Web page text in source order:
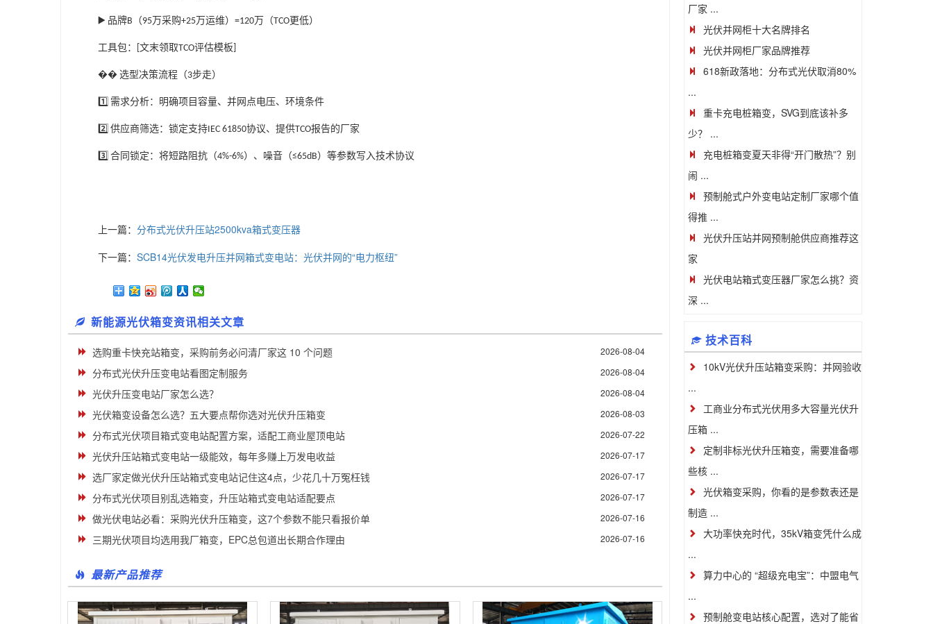
▶️ 品牌B （95 万采购+25 万运维） =120 万（TCO更低）
工具包： 文末领取TCO评估模板
�� 选型决策流程（3步走）
1️⃣ 需求分析：明确项目容量、并网点电压、环境条件
2️⃣ 供应商筛选：锁定支持 IEC 61850协议、提供TCO报告的厂家
3️⃣ 合同锁定：将短路阻抗（4%-6%）、噪音（≤65dB）等参数写入技术协议
上一篇： 分布式光伏升压站2500kva箱式变压器
下一篇： SCB14光伏发电升压并网箱式变电站：光伏并网的“电力枢纽”
新能源光伏箱变资讯相关文章
选购重卡快充站箱变，采购前务必问清厂家这 10 个问题 2026-08-04
分布式光伏升压变电站看图定制服务 2026-08-04
光伏升压变电站厂家怎么选？ 2026-08-04
光伏箱变设备怎么选？五大要点帮你选对光伏升压箱变 2026-08-03
分布式光伏项目箱式变电站配置方案，适配工商业屋顶电站 2026-07-22
光伏升压站箱式变电站一级能效，每年多赚上万发电收益 2026-07-17
选厂家定做光伏升压站箱式变电站记住这4点，少花几十万冤枉钱 2026-07-17
分布式光伏项目别乱选箱变，升压站箱式变电站适配要点 2026-07-17
做光伏电站必看：采购光伏升压箱变，这7个参数不能只看报价单 2026-07-16
三期光伏项目均选用我厂箱变，EPC总包道出长期合作理由 2026-07-16
最新产品推荐
厂家 ...
光伏并网柜十大名牌排名
光伏并网柜厂家品牌推荐
618新政落地：分布式光伏取消80%
...
重卡充电桩箱变，SVG到底该补多
少？ ...
充电桩箱变夏天非得“开门散热”？别
闹 ...
预制舱式户外变电站定制厂家哪个值
得推 ...
光伏升压站并网预制舱供应商推荐这
家
光伏电站箱式变压器厂家怎么挑？资
深 ...
技术百科
10kV光伏升压站箱变采购：并网验收
...
工商业分布式光伏用多大容量光伏升
压箱 ...
定制非标光伏升压箱变，需要准备哪
些核 ...
光伏箱变采购，你看的是参数表还是
制造 ...
大功率快充时代，35kV箱变凭什么成
...
算力中心的 “超级充电宝”：中盟电气
...
预制舱变电站核心配置，选对了能省